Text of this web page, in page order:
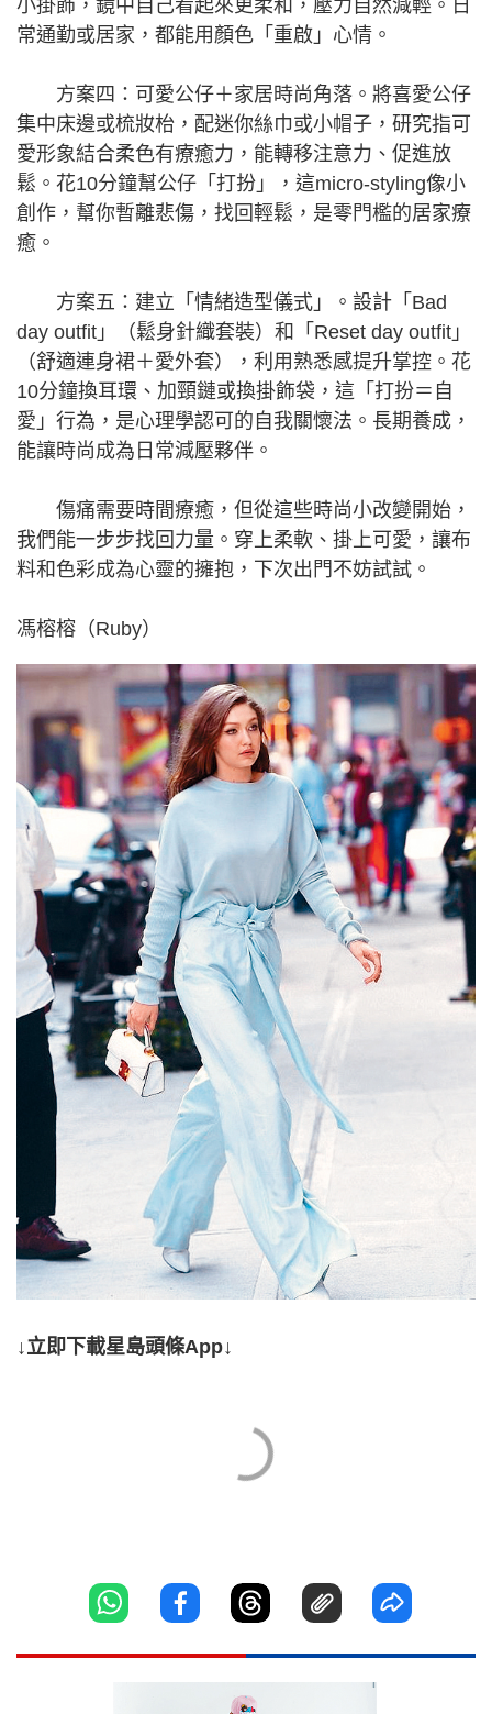
小掛飾，鏡中自己看起來更柔和，壓力自然減輕。日
常通勤或居家，都能用顏色「重啟」心情。
方案四：可愛公仔＋家居時尚角落。將喜愛公仔
集中床邊或梳妝枱，配迷你絲巾或小帽子，研究指可
愛形象結合柔色有療癒力，能轉移注意力、促進放
鬆。花10分鐘幫公仔「打扮」，這micro-styling像小
創作，幫你暫離悲傷，找回輕鬆，是零門檻的居家療
癒。
方案五：建立「情緒造型儀式」。設計「Bad
day outfit」（鬆身針織套裝）和「Reset day outfit」
（舒適連身裙＋愛外套），利用熟悉感提升掌控。花
10分鐘換耳環、加頸鏈或換掛飾袋，這「打扮＝自
愛」行為，是心理學認可的自我關懷法。長期養成，
能讓時尚成為日常減壓夥伴。
傷痛需要時間療癒，但從這些時尚小改變開始，
我們能一步步找回力量。穿上柔軟、掛上可愛，讓布
料和色彩成為心靈的擁抱，下次出門不妨試試。
馮榕榕（Ruby）
↓立即下載星島頭條App↓